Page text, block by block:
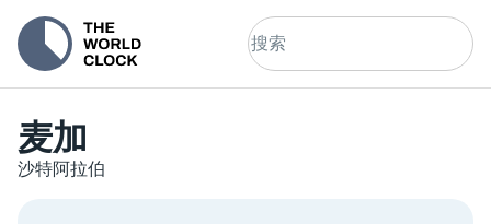
麦加
沙特阿拉伯